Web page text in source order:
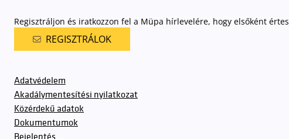
Regisztráljon és iratkozzon fel a Müpa hírlevelére, hogy elsőként
REGISZTRÁLOK
Adatvédelem
Akadálymentesítési nyilatkozat
Közérdekű adatok
Dokumentumok